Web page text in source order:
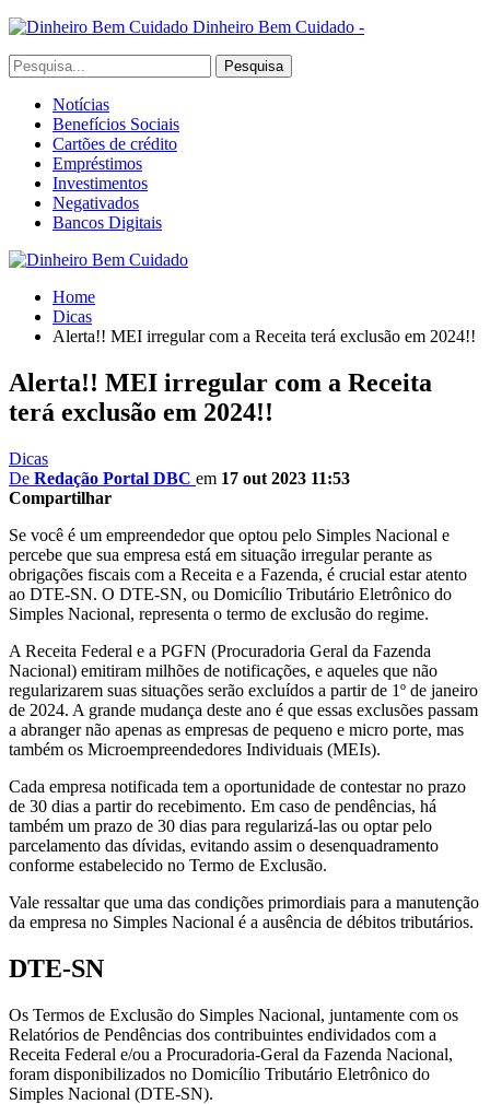
Dinheiro Bem Cuidado -
Notícias
Benefícios Sociais
Cartões de crédito
Empréstimos
Investimentos
Negativados
Bancos Digitais
Home
Dicas
Alerta!! MEI irregular com a Receita terá exclusão em 2024!!
Alerta!! MEI irregular com a Receita
terá exclusão em 2024!!
Dicas
De Redação Portal DBC em 17 out 2023 11:53
Compartilhar
Se você é um empreendedor que optou pelo Simples Nacional e
percebe que sua empresa está em situação irregular perante as
obrigações fiscais com a Receita e a Fazenda, é crucial estar atento
ao DTE-SN. O DTE-SN, ou Domicílio Tributário Eletrônico do
Simples Nacional, representa o termo de exclusão do regime.
A Receita Federal e a PGFN (Procuradoria Geral da Fazenda
Nacional) emitiram milhões de notificações, e aqueles que não
regularizarem suas situações serão excluídos a partir de 1º de janeiro
de 2024. A grande mudança deste ano é que essas exclusões passam
a abranger não apenas as empresas de pequeno e micro porte, mas
também os Microempreendedores Individuais (MEIs).
Cada empresa notificada tem a oportunidade de contestar no prazo
de 30 dias a partir do recebimento. Em caso de pendências, há
também um prazo de 30 dias para regularizá-las ou optar pelo
parcelamento das dívidas, evitando assim o desenquadramento
conforme estabelecido no Termo de Exclusão.
Vale ressaltar que uma das condições primordiais para a manutenção
da empresa no Simples Nacional é a ausência de débitos tributários.
DTE-SN
Os Termos de Exclusão do Simples Nacional, juntamente com os
Relatórios de Pendências dos contribuintes endividados com a
Receita Federal e/ou a Procuradoria-Geral da Fazenda Nacional,
foram disponibilizados no Domicílio Tributário Eletrônico do
Simples Nacional (DTE-SN).